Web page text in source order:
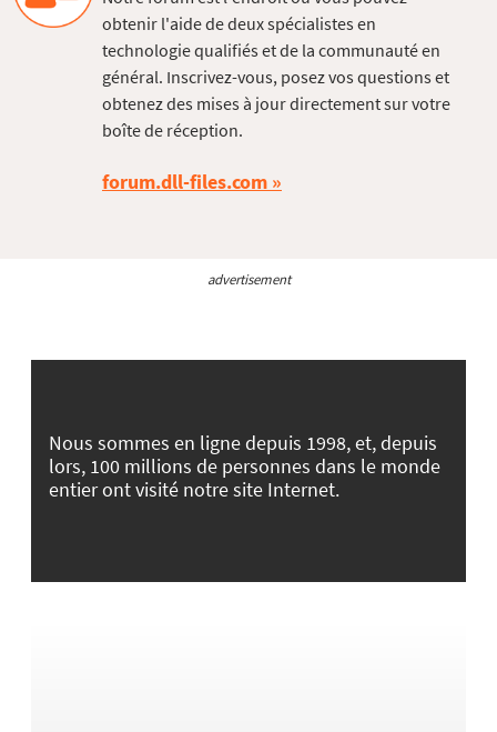
obtenir l'aide de deux spécialistes en
technologie qualifiés et de la communauté en
général. Inscrivez-vous, posez vos questions et
obtenez des mises à jour directement sur votre
boîte de réception.
forum.dll-files.com
advertisement
Nous sommes en ligne depuis 1998, et, depuis
lors, 100 millions de personnes dans le monde
entier ont visité notre site Internet.